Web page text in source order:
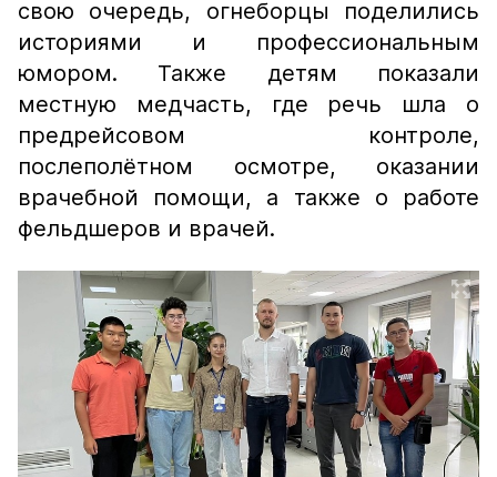
свою очередь, огнеборцы поделились
историями и профессиональным
юмором. Также детям показали
местную медчасть, где речь шла о
предрейсовом контроле,
послеполётном осмотре, оказании
врачебной помощи, а также о работе
фельдшеров и врачей.